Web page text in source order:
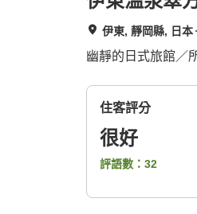
伊東, 靜岡縣, 日本
幽靜的日式旅館／
住客評分
很好
評語數： 32